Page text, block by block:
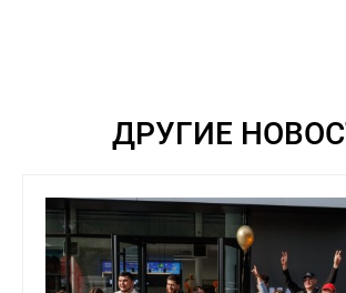
КОНТАКТЫ
ДРУГИЕ